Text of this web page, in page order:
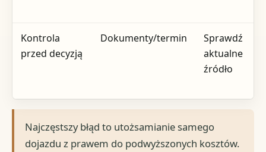
Kontrola
przed decyzją
Dokumenty/termin
Sprawdź
aktualne
źródło
Najczęstszy błąd to utożsamianie samego
dojazdu z prawem do podwyższonych kosztów.